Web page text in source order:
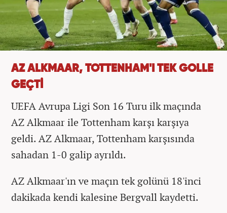
AZ ALKMAAR, TOTTENHAM'I TEK GOLLE
GEÇTİ
UEFA Avrupa Ligi Son 16 Turu ilk maçında
AZ Alkmaar ile Tottenham karşı karşıya
geldi. AZ Alkmaar, Tottenham karşısında
sahadan 1-0 galip ayrıldı.
AZ Alkmaar'ın ve maçın tek golünü 18'inci
dakikada kendi kalesine Bergvall kaydetti.